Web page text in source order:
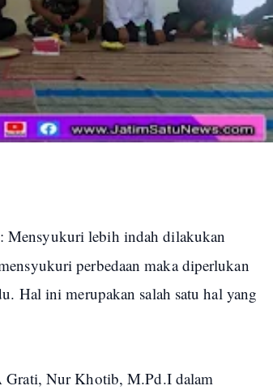
: Mensyukuri lebih indah dilakukan
perbedaan maka diperlukan
Hal ini merupakan salah satu hal yang
Grati, Nur Khotib, M.Pd.I dalam